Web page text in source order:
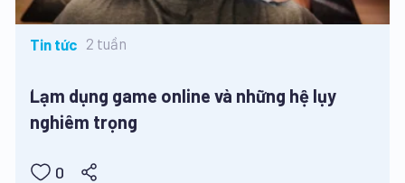
Tin tức 2 tuần
Lạm dụng game online và những hệ lụy
nghiêm trọng
0